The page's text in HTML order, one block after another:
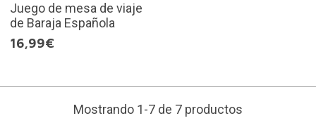
Juego de mesa de viaje
de Baraja Española
16,99€
Mostrando 1-7 de 7 productos